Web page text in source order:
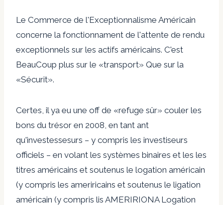
Le Commerce de l'Exceptionnalisme Américain
concerne la fonctionnament de l'attente de rendu
exceptionnels sur les actifs américains. C'est
BeauCoup plus sur le «transport» Que sur la
«Sécurit».
Certes, il ya eu une off de «refuge sûr» couler les
bons du trésor en 2008, en tant ant
qu'investessesurs – y compris les investiseurs
officiels – en volant les systèmes binaires et les les
titres américains et soutenus le logation américain
(y compris les ameriricains et soutenus le ligation
américain (y compris lis AMERIRIONA Logation